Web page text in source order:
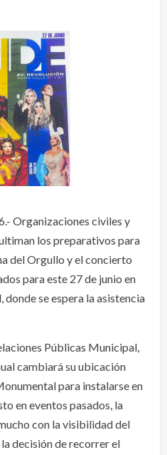
Organizaciones civiles y
los preparativos para
del Orgullo y el concierto
para este 27 de junio en
donde se espera la asistencia
Públicas Municipal,
cambiará su ubicación
para instalarse en
en eventos pasados, la
con la visibilidad del
decisión de recorrer el